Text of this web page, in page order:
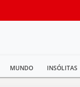
MUNDO INSÓLITAS